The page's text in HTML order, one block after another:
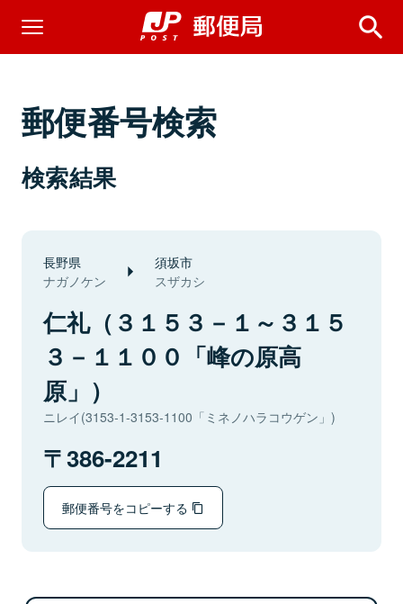
郵便番号検索
検索結果
長野県
ナガノケン
須坂市
スザカシ
仁礼（３１５３－１～３１５
３－１１００「峰の原高
原」）
ニレイ(3153-1-3153-1100「ミネノハラコウゲン」)
386-2211
郵便番号をコピーする